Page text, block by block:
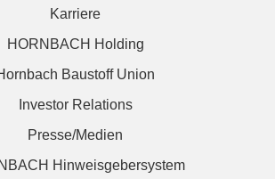
Karriere
HORNBACH Holding
Baustoff Union
Investor Relations
Presse/Medien
Hinweisgebersystem